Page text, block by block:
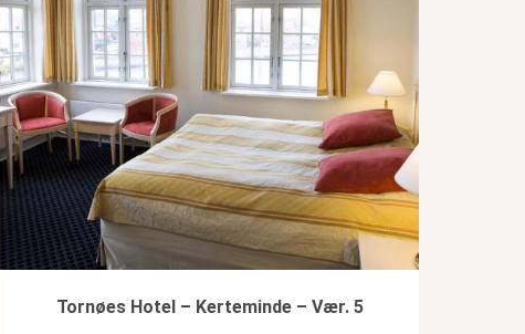
Tornøes Hotel – Kerteminde – Vær. 5